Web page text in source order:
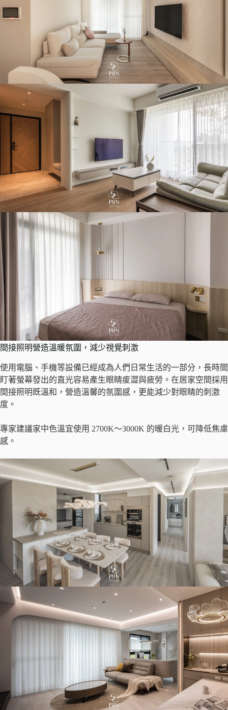
間接照明營造溫暖氛圍，減少視覺刺激
使用電腦、手機等設備已經成為人們日常生活的一部分，長時間
盯著螢幕發出的直光容易產生眼睛痠澀與疲勞。在居家空間採用
間接照明既溫和，營造溫馨的氛圍感，更能減少對眼睛的刺激
度。
專家建議家中色溫宜使用 2700K～3000K 的暖白光，可降低焦慮
感。